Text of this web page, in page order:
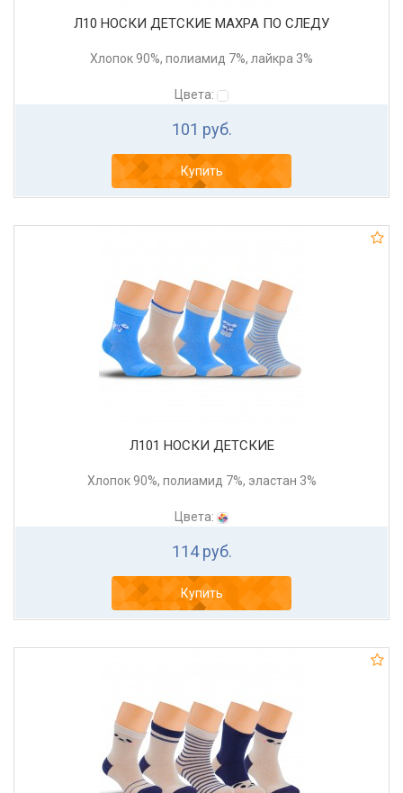
Л10 НОСКИ ДЕТСКИЕ МАХРА ПО СЛЕДУ
Хлопок 90%, полиамид 7%, лайкра 3%
Цвета:
101 руб.
Купить
Л101 НОСКИ ДЕТСКИЕ
Хлопок 90%, полиамид 7%, эластан 3%
Цвета:
114 руб.
Купить